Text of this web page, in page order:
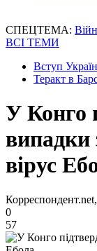
СПЕЦТЕМА:
ВСІ ТЕМИ
Вступ
Теракт в
У Конго
випадки
вірус
0
57